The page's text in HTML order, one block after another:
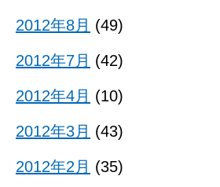
2012年8月 (49)
2012年7月 (42)
2012年4月 (10)
2012年3月 (43)
2012年2月 (35)